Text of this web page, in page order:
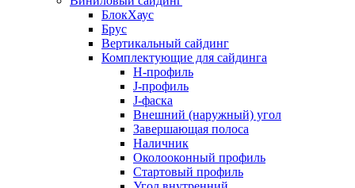
БлокХаус
Брус
Вертикальный сайдинг
Комплектующие для сайдинга
H-профиль
J-профиль
J-фаска
Внешний (наружный) угол
Завершающая полоса
Наличник
Околооконный профиль
Стартовый профиль